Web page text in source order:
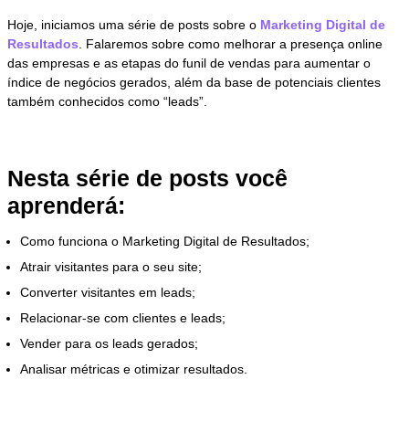
Hoje, iniciamos uma série de posts sobre o Marketing Digital de
Resultados . Falaremos sobre como melhorar a presença online
das empresas e as etapas do funil de vendas para aumentar o
índice de negócios gerados, além da base de potenciais clientes
também conhecidos como “leads”.
Nesta série de posts você
aprenderá:
Como funciona o Marketing Digital de Resultados;
Atrair visitantes para o seu site;
Converter visitantes em leads;
Relacionar-se com clientes e leads;
Vender para os leads gerados;
Analisar métricas e otimizar resultados.